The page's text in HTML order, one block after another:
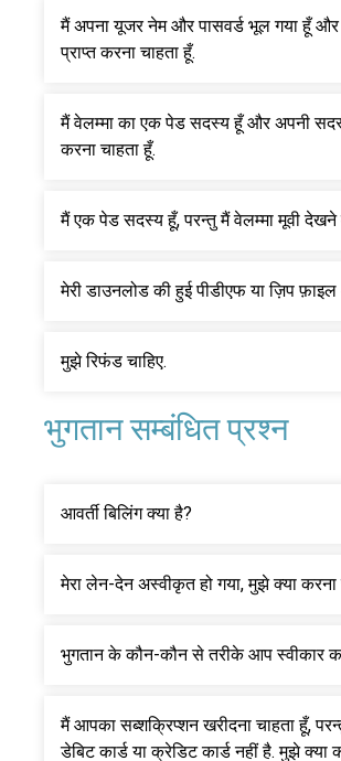
मैं अपना यूजर नेम और पासवर्ड भूल गया हूँ और
प्राप्त करना चाहता हूँ.
मैं वेलम्मा का एक पेड सदस्य हूँ और अपनी
करना चाहता हूँ.
मैं एक पेड सदस्य हूँ, परन्तु मैं वेलम्मा मूवी देखने
मेरी डाउनलोड की हुई पीडीएफ या ज़िप
मुझे रिफंड चाहिए.
भुगतान सम्बंधित प्रश्न
आवर्ती बिलिंग क्या है?
मेरा लेन-देन अस्वीकृत हो गया, मुझे क्या करना
भुगतान के कौन-कौन से तरीके आप स्वीकार
मैं आपका सब्शक्रिप्शन खरीदना चाहता हूँ,
डेबिट कार्ड या क्रेडिट कार्ड नहीं है. मुझे क्या